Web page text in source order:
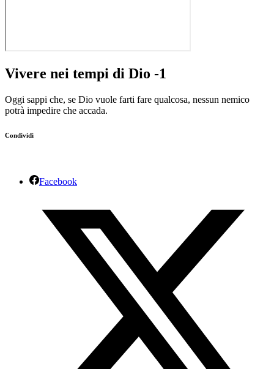
Vivere nei tempi di Dio -1
Oggi sappi che, se Dio vuole farti fare qualcosa, nessun nemico
potrà impedire che accada.
Condividi
Facebook